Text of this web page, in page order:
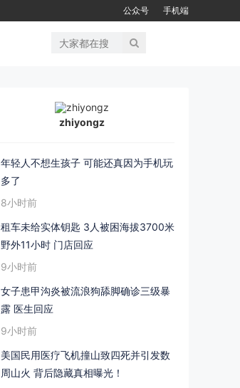
公众号 手机端
zhiyongz
年轻人不想生孩子 可能还真因为手机玩
多了
8小时前
租车未给实体钥匙 3人被困海拔3700米
野外11小时 门店回应
9小时前
女子患甲沟炎被流浪狗舔脚确诊三级暴
露 医生回应
9小时前
美国民用医疗飞机撞山致四死并引发数
周山火 背后隐藏真相曝光！